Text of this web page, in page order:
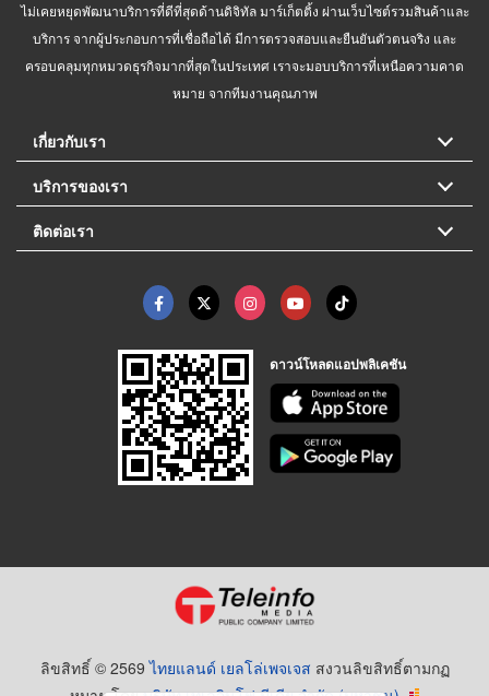
ไม่เคยหยุดพัฒนาบริการที่ดีที่สุดด้านดิจิทัล มาร์เก็ตติ้ง ผ่านเว็บไซต์รวมสินค้าและ
บริการ จากผู้ประกอบการที่เชื่อถือได้ มีการตรวจสอบและยืนยันตัวตนจริง และ
ครอบคลุมทุกหมวดธุรกิจมากที่สุดในประเทศ เราจะมอบบริการที่เหนือความคาด
หมาย จากทีมงานคุณภาพ
เกี่ยวกับเรา
บริการของเรา
ติดต่อเรา
ดาวน์โหลดแอปพลิเคชัน
ลิขสิทธิ์ © 2569ไทยแลนด์ เยลโล่เพจเจส สงวนลิขสิทธิ์ตามกฏ